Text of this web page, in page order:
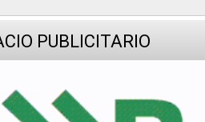
PUBLICITARIO